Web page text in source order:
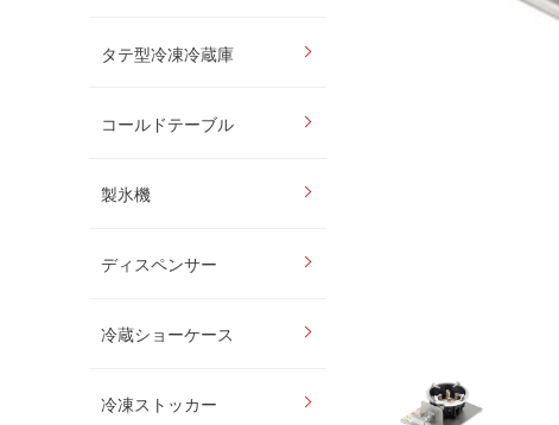
タテ型冷凍冷蔵庫
コールドテーブル
製氷機
ディスペンサー
冷蔵ショーケース
冷凍ストッカー